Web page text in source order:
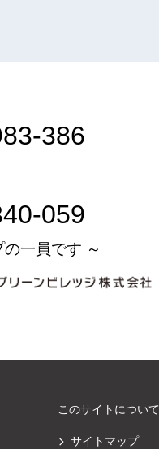
386
059
一員です ～
このサイトについて
サイトマップ